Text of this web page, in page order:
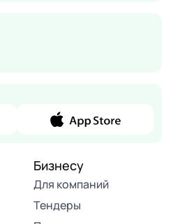
Бизнесу
Для компаний
Тендеры